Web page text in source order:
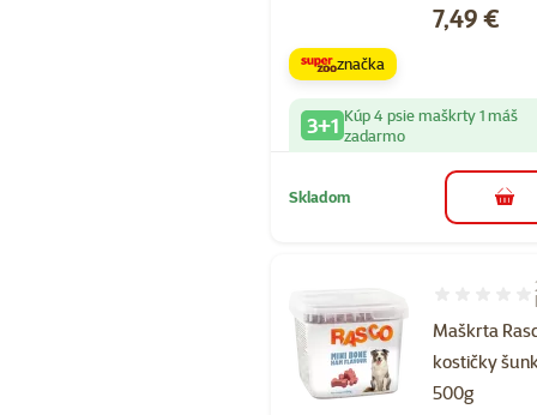
Cena
7,49 €
značka
3+1 Kúp 4 psie maškrty 1 máš
zadarmo
Skladom do
Maškrta
kostičky
500g
Hodnotenie